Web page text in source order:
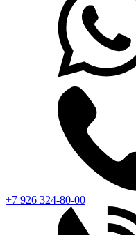
+7 926 324-80-00